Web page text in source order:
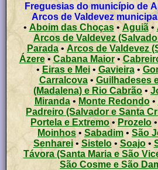
Freguesias do município de
Arcos de Valdevez
• Aboim das Choças•Aguiã•
Arcos de Valdevez
Parada • Arcos de Valdevez
Ázere•Cabana Maior•
• Eiras e Mei• Gavieira•
Carralcova• Guilhadeses
(Madalena) e Rio Cabrão •
Miranda• Monte Redondo•
Padreiro (Salvador e Santa
Portela e Extremo • Prozelo •
Moinhos•Sabadim • São
Senharei• Sistelo• Soajo•
Távora (Santa Maria e São
São Cosme e São